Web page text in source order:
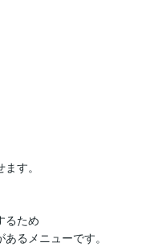
す。
るため
るメニューです。